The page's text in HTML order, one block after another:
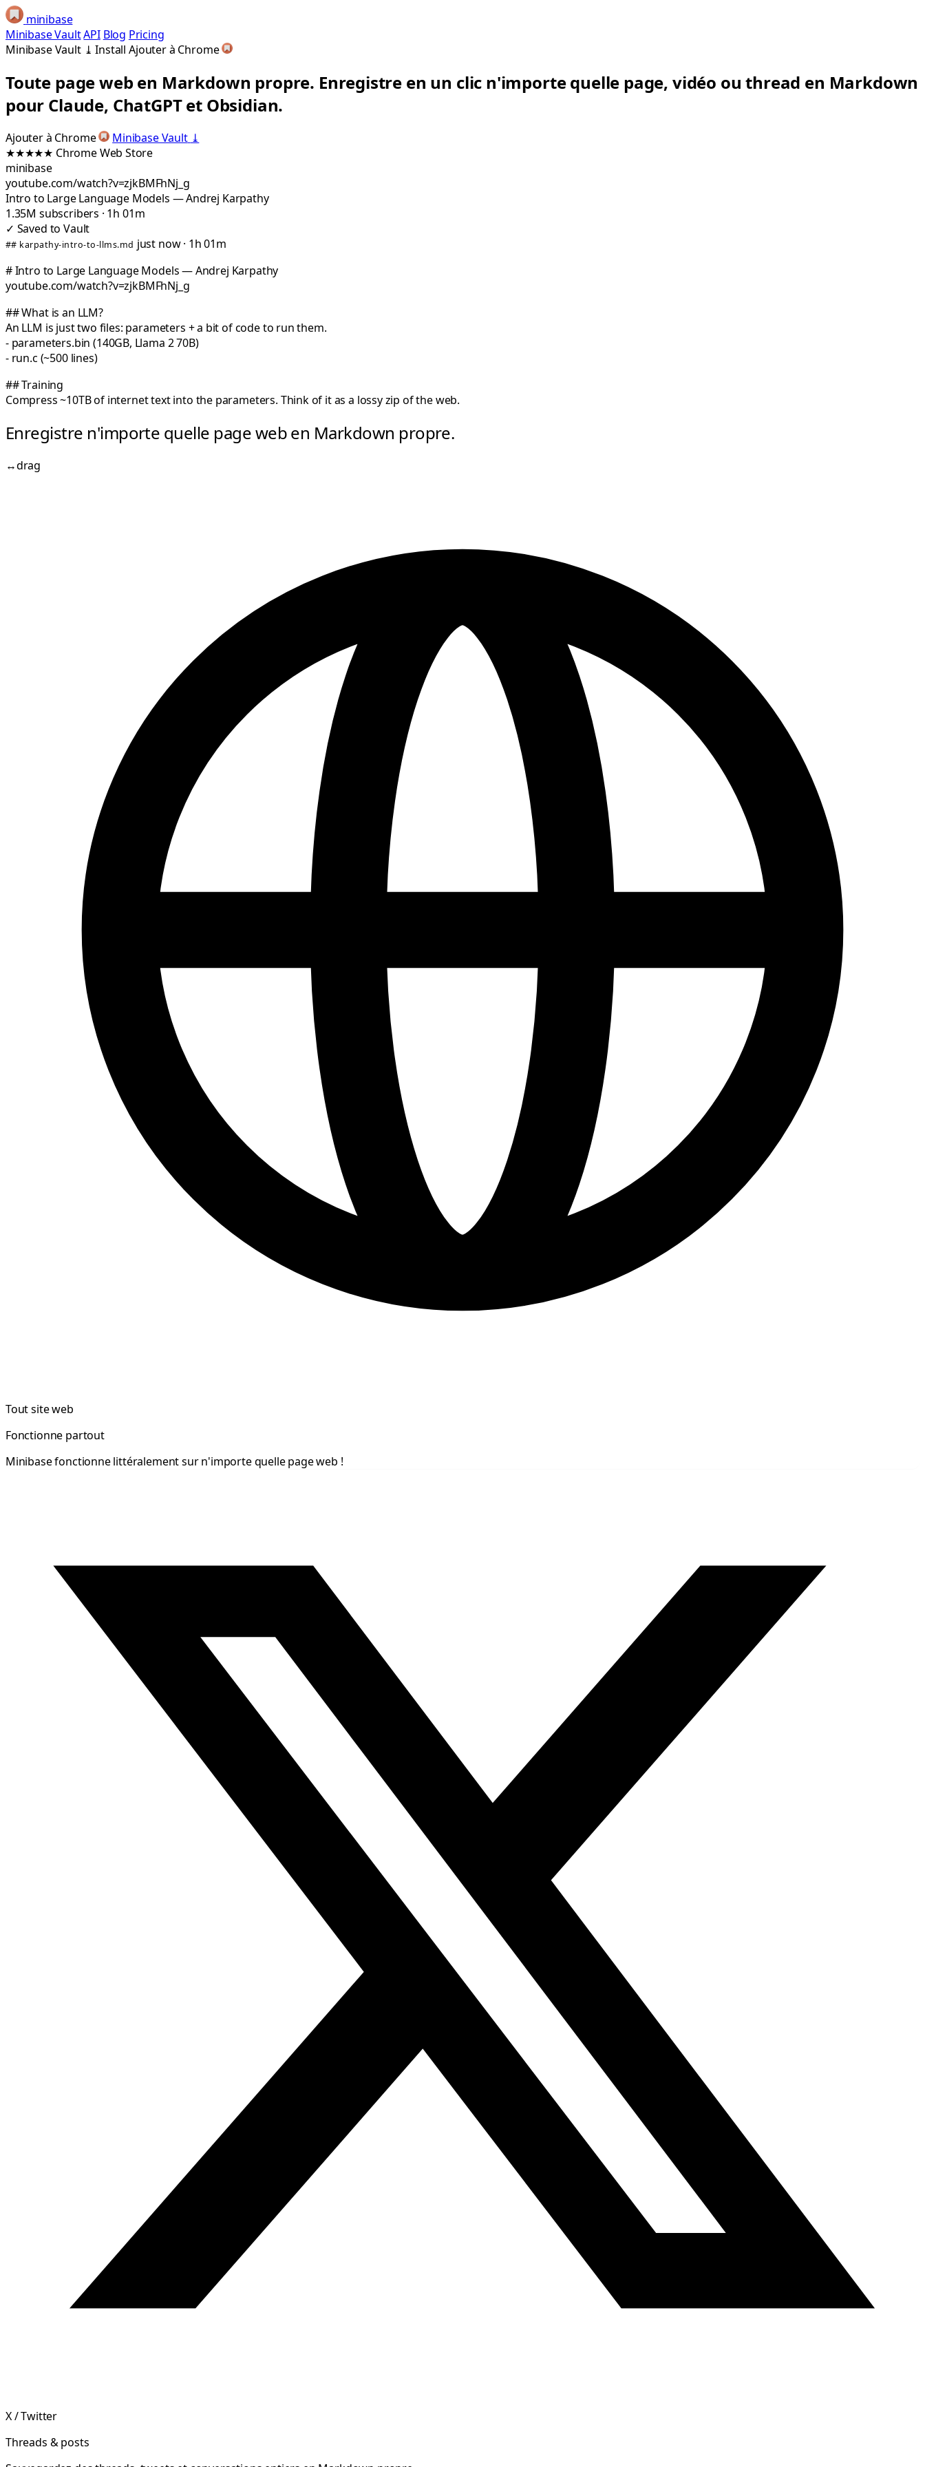
minibase
Minibase VaultAPI Blog Pricing
Minibase Vault ⤓ Install Ajouter à Chrome
Toute page web en Markdown propre. Enregistre en un clic n'importe quelle page, vidéo ou thread en Markdown
pour Claude, ChatGPT et Obsidian.
Ajouter à Chrome Minibase Vault ⤓
★★★★★ Chrome Web Store
minibase
youtube.com/watch?v=zjkBMFhNj_g
Intro to Large Language Models — Andrej Karpathy
1.35M subscribers · 1h 01m
✓ Saved to Vault
## karpathy-intro-to-llms.md just now · 1h 01m
#Intro to Large Language Models — Andrej Karpathy
youtube.com/watch?v=zjkBMFhNj_g
##What is an LLM?
An LLM is justtwo files: parameters + a bit of code to run them.
- parameters.bin(140GB, Llama 2 70B)
- run.c (~500 lines)
##Training
Compress~10TB of internet textinto the parameters. Think of it as a lossy zip of the web.
Enregistre n'importe quelle page web en Markdown propre.
↔drag
Tout site web
Fonctionne partout
Minibase fonctionne littéralement sur n'importe quelle page web !
X / Twitter
Threads & posts